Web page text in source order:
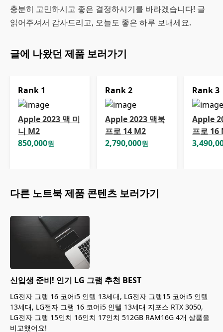
충분히 고민하시고 좋은 결정하시기를 바라겠습니다! 글
읽어주셔서 감사드리고, 오늘도 좋은 하루 보내세요.
글에 나왔던 제품 보러가기
Rank 1
Apple 2023 맥 미
니 M2
850,000원
Rank2
Apple 2023 맥북
프로 14 M2
2,790,000원
Rank3
Apple
프로 16
다른 노트북제품 콘텐츠 보러가기
신입생 준비! 인기 LG 그램 추천 BEST
LG전자 그램 16 코어i5 인텔 13세대, LG전자 그램15 코어i5 인텔
13세대, LG전자 그램 16 코어i5 인텔 13세대 지포스 RTX 3050,
LG전자 그램 15인치 16인치 17인치 512GB RAM16G 4개 상품을
비교했어요!